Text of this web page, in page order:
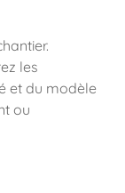
les
et du modèle
ou